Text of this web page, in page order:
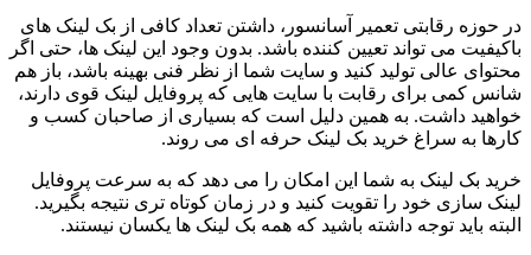
در حوزه رقابتی تعمیر آسانسور، داشتن تعداد کافی از بک لینک های
باکیفیت می تواند تعیین کننده باشد. بدون وجود این لینک ها، حتی اگر
محتوای عالی تولید کنید و سایت شما از نظر فنی بهینه باشد، باز هم
شانس کمی برای رقابت با سایت هایی که پروفایل لینک قوی دارند،
خواهید داشت. به همین دلیل است که بسیاری از صاحبان کسب و
کارها به سراغ خرید بک لینک حرفه ای می روند.
خرید بک لینک به شما این امکان را می دهد که به سرعت پروفایل
لینک سازی خود را تقویت کنید و در زمان کوتاه تری نتیجه بگیرید.
البته باید توجه داشته باشید که همه بک لینک ها یکسان نیستند.